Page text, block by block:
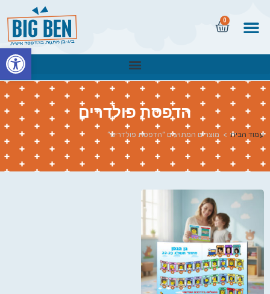
0
הדפסת פולדרים
עמוד הבית > מוצרים המתויגים “הדפסת פולדרים”